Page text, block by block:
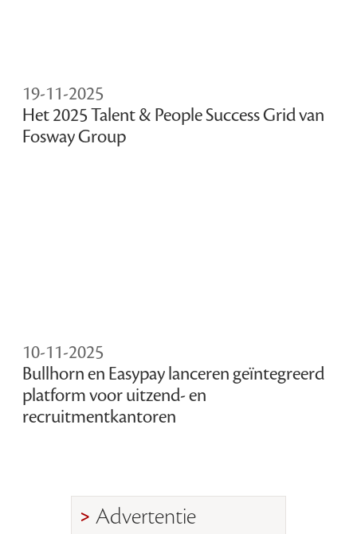
19-11-2025
Het 2025 Talent & People Success Grid van
Fosway Group
10-11-2025
Bullhorn en Easypay lanceren geïntegreerd
platform voor uitzend- en
recruitmentkantoren
Advertentie